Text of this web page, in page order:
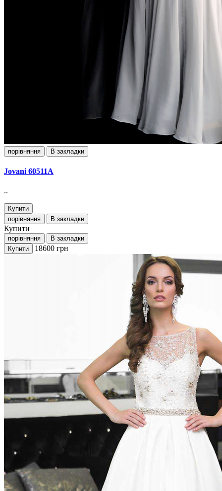
порівняння В закладки
Jovani 60511А
..
Купити
порівняння
В закладки
Купити
порівняння
В закладки
Купити
18600 грн